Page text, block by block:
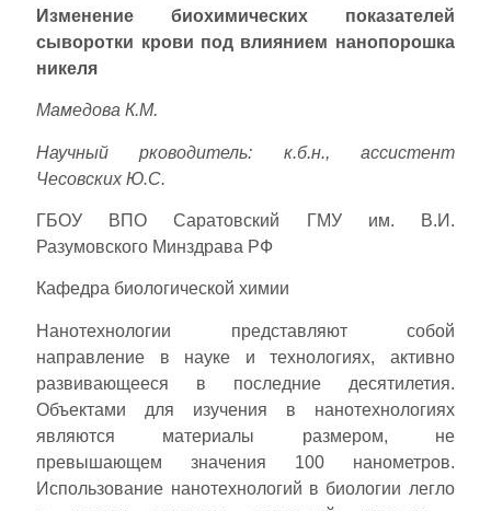
Изменение биохимических показателей
сыворотки крови под влиянием нанопорошка
никеля
Мамедова К.М.
Научный рководитель: к.б.н., ассистент
Чесовских Ю.С.
ГБОУ ВПО Саратовский ГМУ им. В.И.
Разумовского Минздрава РФ
Кафедра биологической химии
Нанотехнологии представляют собой
направление в науке и технологиях, активно
развивающееся в последние десятилетия.
Объектами для изучения в нанотехнологиях
являются материалы размером, не
превышающем значения 100 нанометров.
Использование нанотехнологий в биологии легло